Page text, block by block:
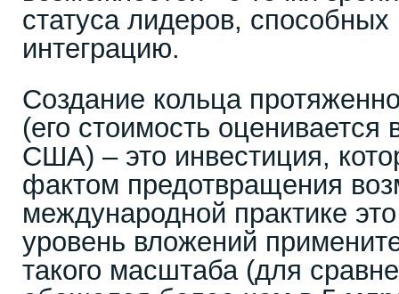
статуса лидеров,
интеграцию.
Создание кольца
(его стоимость
США) – это инвестиция,
фактом предотвращения
международной практике
уровень вложений
такого масштаба (для